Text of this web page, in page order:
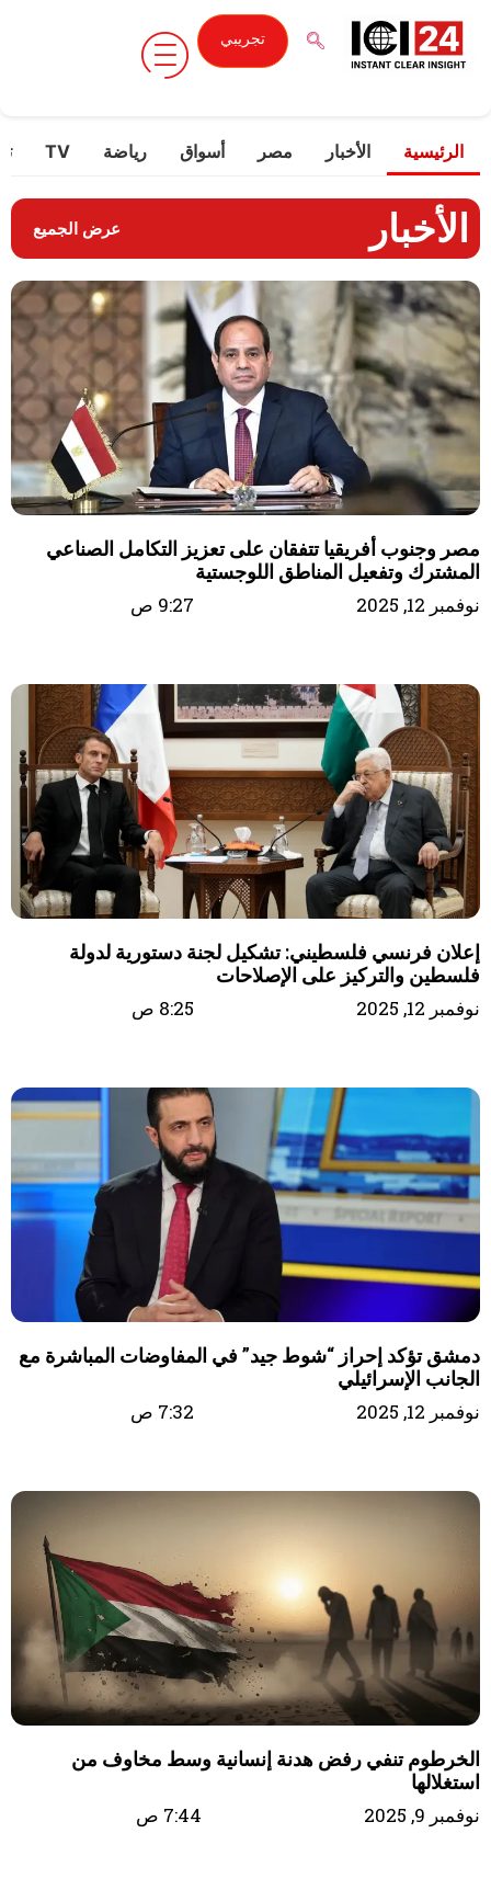
تجريبي
الرئيسية الأخبار مصر أسواق رياضة TV
الأخبار عرض الجميع
مصر وجنوب أفريقيا تتفقان على تعزيز التكامل الصناعي
المشترك وتفعيل المناطق اللوجستية
نوفمبر 12, 2025
إعلان فرنسي فلسطيني: تشكيل لجنة دستورية لدولة
فلسطين والتركيز على الإصلاحات
نوفمبر 12, 2025
دمشق تؤكد إحراز “شوط جيد” في المفاوضات المباشرة مع
الجانب الإسرائيلي
نوفمبر 12, 2025
الخرطوم تنفي رفض هدنة إنسانية وسط مخاوف من
استغلالها
نوفمبر 9, 2025